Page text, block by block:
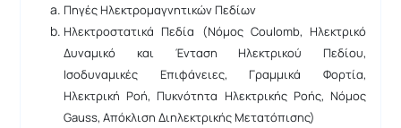
Πηγές Ηλεκτρομαγνητικών Πεδίων
Ηλεκτροστατικά Πεδία (Νόμος Coulomb, Ηλεκτρικό
Δυναμικό και Ένταση Ηλεκτρικού Πεδίου,
Ισοδυναμικές Επιφάνειες, Γραμμικά Φορτία,
Ηλεκτρική Ροή, Πυκνότητα Ηλεκτρικής Ροής, Νόμος
Gauss, Απόκλιση Διηλεκτρικής Μετατόπισης)